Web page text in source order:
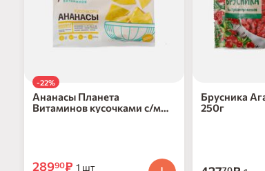
-22%
Ананасы Планета
Витаминов кусочками с/м
28990₽ 1 шт
Брусника
250г